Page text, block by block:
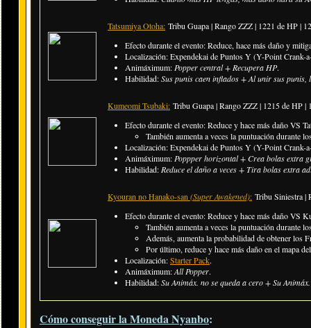
Tatsumiya Otoha: Tribu Guapa | Rango ZZZ | 1221 de HP |
Efecto durante el evento: Reduce, hace más daño y
Localización: Expendekai de Puntos Y (Y-Point Crank-
Animáximum: Popper central + Recupera HP.
Habilidad:Sus punis caen inflados + Al unir sus punis,
Kumeomi Tsubaki: Tribu Guapa | Rango ZZZ | 1215 de HP |
Efecto durante el evento: Reduce y hace más daño VS
También aumenta a veces la puntuación durante
Localización: Expendekai de Puntos Y (Y-Point Crank-
Animáximum: Poppper horizontal + Crea bolas extra
Habilidad: Reduce el daño a veces + Tira bolas extra
Kyouran no Hanako-san (Super Awakened): Tribu Siniestra |
Efecto durante el evento: Reduce y hace más daño VS
También aumenta a veces la puntuación durante
Además, aumenta la probabilidad de obtener los
Por último, reduce y hace más daño en el mapa
Localización:Starter Pack.
Animáximum:All Popper.
Habilidad:Su Animáx. no se queda a cero + Su
Cómo conseguir la Moneda Nyanbo: